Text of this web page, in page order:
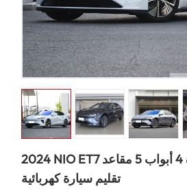
2024 NIO ET7 سيارة طاقة جديدة 4 أبواب 5 مقاعد
تقليم سيارة كهربائية